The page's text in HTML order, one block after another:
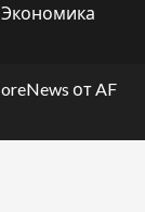
Экономика
от AF